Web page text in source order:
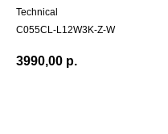
Technical
C055CL-L12W3K-Z-W
3990,00 р.